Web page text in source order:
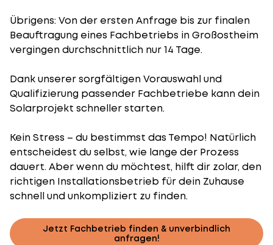
Übrigens: Von der ersten Anfrage bis zur finalen
Beauftragung eines Fachbetriebs in Großostheim
vergingen durchschnittlich nur 14 Tage.
Dank unserer sorgfältigen Vorauswahl und
Qualifizierung passender Fachbetriebe kann dein
Solarprojekt schneller starten.
Kein Stress – du bestimmst das Tempo! Natürlich
entscheidest du selbst, wie lange der Prozess
dauert. Aber wenn du möchtest, hilft dir zolar, den
richtigen Installationsbetrieb für dein Zuhause
schnell und unkompliziert zu finden.
Jetzt Fachbetrieb finden & unverbindlich
anfragen!